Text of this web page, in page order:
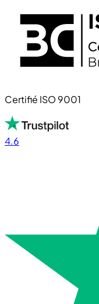
Certifié ISO 9001
4.6